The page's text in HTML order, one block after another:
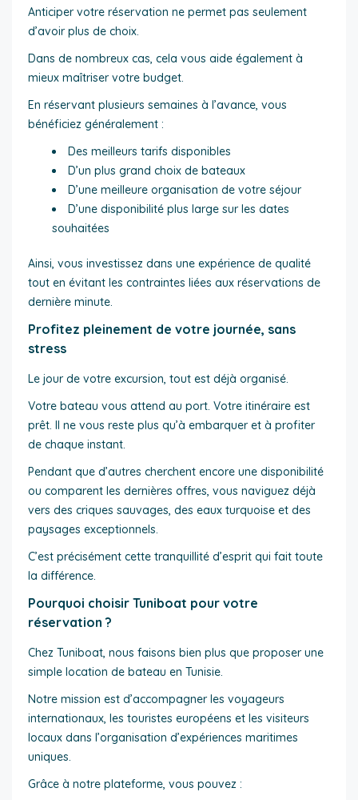
Anticiper votre réservation ne permet pas seulement
d’avoir plus de choix.
Dans de nombreux cas, cela vous aide également à
mieux maîtriser votre budget.
En réservant plusieurs semaines à l’avance, vous
bénéficiez généralement :
Des meilleurs tarifs disponibles
D’un plus grand choix de bateaux
D’une meilleure organisation de votre séjour
D’une disponibilité plus large sur les dates
souhaitées
Ainsi, vous investissez dans une expérience de qualité
tout en évitant les contraintes liées aux réservations de
dernière minute.
Profitez pleinement de votre journée, sans
stress
Le jour de votre excursion, tout est déjà organisé.
Votre bateau vous attend au port. Votre itinéraire est
prêt. Il ne vous reste plus qu’à embarquer et à profiter
de chaque instant.
Pendant que d’autres cherchent encore une disponibilité
ou comparent les dernières offres, vous naviguez déjà
vers des criques sauvages, des eaux turquoise et des
paysages exceptionnels.
C’est précisément cette tranquillité d’esprit qui fait toute
la différence.
Pourquoi choisir Tuniboat pour votre
réservation ?
Chez Tuniboat, nous faisons bien plus que proposer une
simple location de bateau en Tunisie.
Notre mission est d’accompagner les voyageurs
internationaux, les touristes européens et les visiteurs
locaux dans l’organisation d’expériences maritimes
uniques.
Grâce à notre plateforme, vous pouvez :